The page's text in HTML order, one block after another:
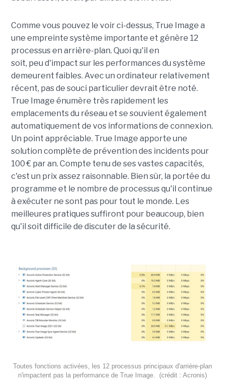
Comme vous pouvez le voir ci-dessus, True Image a
une empreinte système importante et génère 12
processus en arrière-plan. Quoi qu'il en
soit, peu d'impact sur les performances du système
demeurent faibles. Avec un ordinateur relativement
récent, pas de souci particulier devrait être noté.
True Image énumère très rapidement les
emplacements du réseau et se souvient également
automatiquement de vos informations de connexion.
Un point appréciable. True Image apporte une
solution complète de prévention des incidents pour
100 € par an. Compte tenu de ses vastes capacités,
c'est un prix assez raisonnable. Bien sûr, la portée du
programme et le nombre de processus qu'il continue
à exécuter ne sont pas pour tout le monde. Les
meilleures pratiques suffiront pour beaucoup, bien
qu'il soit difficile de discuter de la sécurité.
Toutes fonctions activées, les 12 processus principaux d'arrière-plan
n'impactent pas la performance de True Image. (crédit : Acronis)